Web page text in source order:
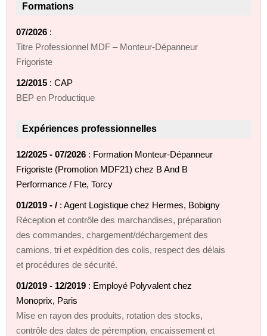
Formations
07/2026 :
Titre Professionnel MDF – Monteur‑Dépanneur
Frigoriste
12/2015 : CAP
BEP en Productique
Expériences professionnelles
12/2025 - 07/2026 : Formation Monteur‑Dépanneur
Frigoriste (Promotion MDF21) chez B And B
Performance / Fte, Torcy
01/2019 - / : Agent Logistique chez Hermes, Bobigny
Réception et contrôle des marchandises, préparation
des commandes, chargement/déchargement des
camions, tri et expédition des colis, respect des délais
et procédures de sécurité.
01/2019 - 12/2019 : Employé Polyvalent chez
Monoprix, Paris
Mise en rayon des produits, rotation des stocks,
contrôle des dates de péremption, encaissement et